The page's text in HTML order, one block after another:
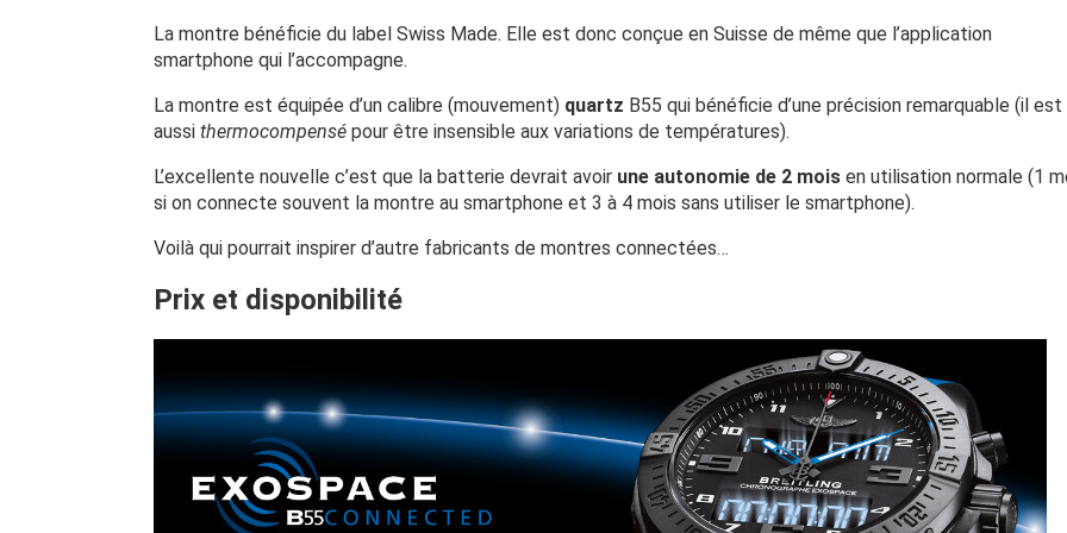
La montre bénéficie du label Swiss Made. Elle est donc conçue en Suisse de même que l’application
smartphone qui l’accompagne.
La montre est équipée d’un calibre (mouvement) quartz B55 qui bénéficie d’une précision remarquable (il est
aussi thermocompensé pour être insensible aux variations de températures).
L’excellente nouvelle c’est que la batterie devrait avoir une autonomie de 2 mois en utilisation normale (1
si on connecte souvent la montre au smartphone et 3 à 4 mois sans utiliser le smartphone).
Voilà qui pourrait inspirer d’autre fabricants de montres connectées…
Prix et disponibilité